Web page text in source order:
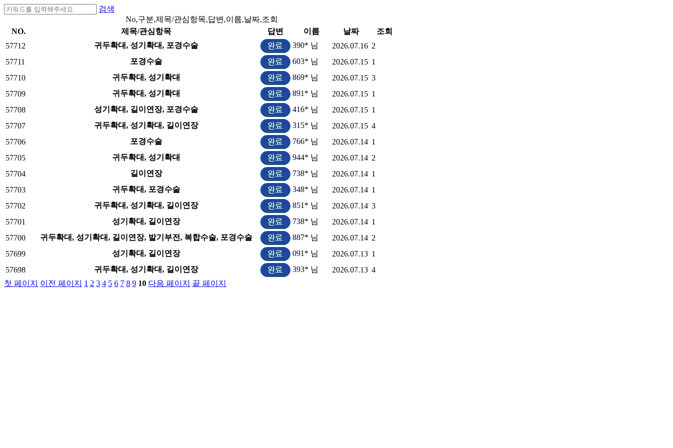
검색
No,구분,제목/관심항목,답변,이름,날짜,조회
NO.
제목/관심항목 답변 이름 날짜
조회
57712
귀두확대, 성기확대, 포경수술 390* 님 2026.07.16 2
57711
포경수술 603* 님 2026.07.15 1
57710
귀두확대, 성기확대 869* 님 2026.07.15 3
57709
귀두확대, 성기확대 891* 님 2026.07.15 1
57708
성기확대, 길이연장, 포경수술 416* 님 2026.07.15 1
57707
귀두확대, 성기확대, 길이연장 315* 님 2026.07.15 4
57706
포경수술 766* 님 2026.07.14 1
57705
귀두확대, 성기확대 944* 님 2026.07.14 2
57704
길이연장 738* 님 2026.07.14 1
57703
귀두확대, 포경수술 348* 님 2026.07.14 1
57702
귀두확대, 성기확대, 길이연장 851* 님 2026.07.14 3
57701
성기확대, 길이연장 738* 님 2026.07.14 1
57700
귀두확대, 성기확대, 길이연장, 발기부전, 복합수술, 포경수술 887* 님 2026.07.14 2
57699
성기확대, 길이연장 091* 님 2026.07.13 1
57698
귀두확대, 성기확대, 길이연장 393* 님 2026.07.13 4
첫 페이지
이전 페이지 1 2 3 4 5 6 7 8 9 10 다음 페이지 끝 페이지